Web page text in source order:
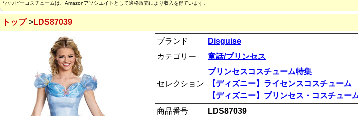
*ハッピーコスチュームは、Amazonアソシエイトとして適格販売により収入を得ています。
トップ LDS87039
ブランド
Disguise
カテゴリー
童話/プリンセス
セレクション
プリンセスコスチューム特集
【ディズニー】ライセンスコスチューム
【ディズニー】プリンセス・コスチュー
商品番号
LDS87039